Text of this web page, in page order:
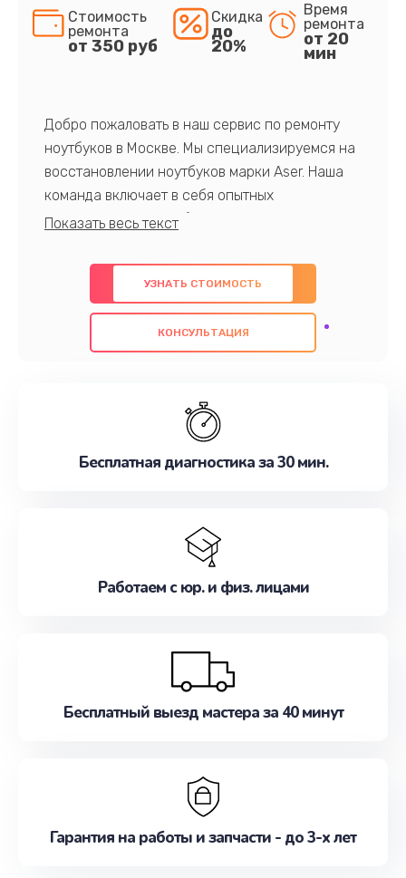
Стоимость
ремонта
от 350 руб
Скидка
до
20%
Время
ремонта
от 20
мин
Добро пожаловать в наш сервис по ремонту
ноутбуков в Москве. Мы специализируемся на
восстановлении ноутбуков марки Aser. Наша
команда включает в себя опытных
профессионалов с обширными знаниями и
предлагаем быстрый и качественный ремонт с
использованием оригинальных компонентов, а
также гарантируем качество всех
проведенных работ. Наша цель - предоставить
наилучшим образом. Не медлите записаться на
УЗНАТЬ СТОИМОСТЬ
КОНСУЛЬТАЦИЯ
Бесплатная диагностика за 30 мин.
Работаем с юр. и физ. лицами
Бесплатный выезд мастера за 40 минут
Гарантия на работы и запчасти - до 3-х лет